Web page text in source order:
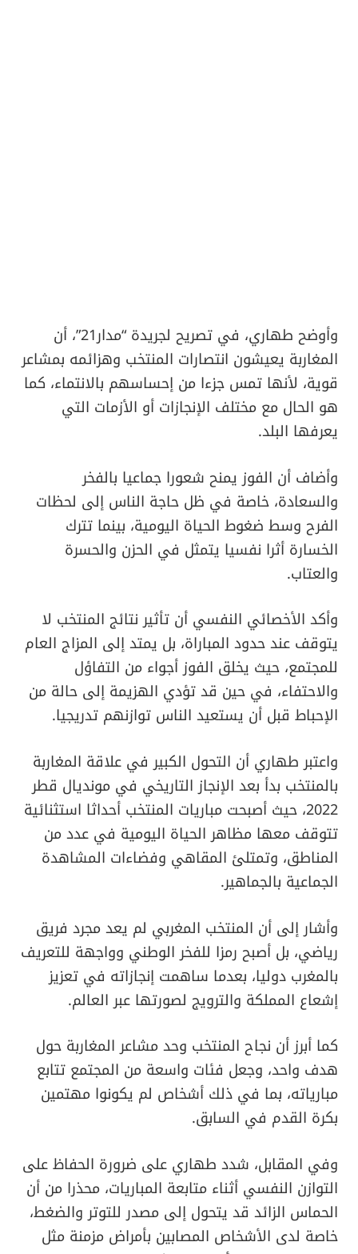
وأوضح طهاري، في تصريح لجريدة “مدار21”، أن
المغاربة يعيشون انتصارات المنتخب وهزائمه بمشاعر
قوية، لأنها تمس جزءا من إحساسهم بالانتماء، كما
هو الحال مع مختلف الإنجازات أو الأزمات التي
يعرفها البلد.
وأضاف أن الفوز يمنح شعورا جماعيا بالفخر
والسعادة، خاصة في ظل حاجة الناس إلى لحظات
الفرح وسط ضغوط الحياة اليومية، بينما تترك
الخسارة أثرا نفسيا يتمثل في الحزن والحسرة
والعتاب.
وأكد الأخصائي النفسي أن تأثير نتائج المنتخب لا
يتوقف عند حدود المباراة، بل يمتد إلى المزاج العام
للمجتمع، حيث يخلق الفوز أجواء من التفاؤل
والاحتفاء، في حين قد تؤدي الهزيمة إلى حالة من
الإحباط قبل أن يستعيد الناس توازنهم تدريجيا.
واعتبر طهاري أن التحول الكبير في علاقة المغاربة
بالمنتخب بدأ بعد الإنجاز التاريخي في مونديال قطر
2022، حيث أصبحت مباريات المنتخب أحداثا استثنائية
تتوقف معها مظاهر الحياة اليومية في عدد من
المناطق، وتمتلئ المقاهي وفضاءات المشاهدة
الجماعية بالجماهير.
وأشار إلى أن المنتخب المغربي لم يعد مجرد فريق
رياضي، بل أصبح رمزا للفخر الوطني وواجهة للتعريف
بالمغرب دوليا، بعدما ساهمت إنجازاته في تعزيز
إشعاع المملكة والترويج لصورتها عبر العالم.
كما أبرز أن نجاح المنتخب وحد مشاعر المغاربة حول
هدف واحد، وجعل فئات واسعة من المجتمع تتابع
مبارياته، بما في ذلك أشخاص لم يكونوا مهتمين
بكرة القدم في السابق.
وفي المقابل، شدد طهاري على ضرورة الحفاظ على
التوازن النفسي أثناء متابعة المباريات، محذرا من أن
الحماس الزائد قد يتحول إلى مصدر للتوتر والضغط،
خاصة لدى الأشخاص المصابين بأمراض مزمنة مثل